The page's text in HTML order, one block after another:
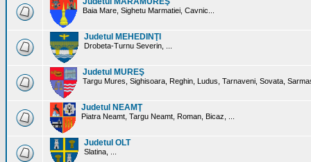
Baia Mare, Sighetu Marmatiei, Cavnic...
Judetul MEHEDINŢI
Drobeta-Turnu Severin, ...
Judetul MUREŞ
Targu Mures, Sighisoara, Reghin, Ludus, Tarnaveni, Sovata,
Judetul NEAMŢ
Piatra Neamt, Targu Neamt, Roman, Bicaz, ...
Judetul OLT
Slatina, ...